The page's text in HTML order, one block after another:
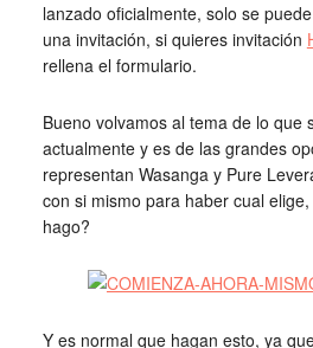
lanzado oficialmente, solo se
una invitación, si quieres invitación
rellena el formulario.
Bueno volvamos al tema de lo que
actualmente y es de las grandes
representan Wasanga y Pure
con si mismo para haber cual
hago?
Y es normal que hagan esto, ya